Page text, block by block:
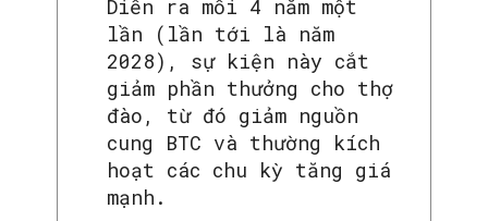
Diễn ra mỗi 4 năm một
lần (lần tới là năm
2028), sự kiện này cắt
giảm phần thưởng cho thợ
đào, từ đó giảm nguồn
cung BTC và thường kích
hoạt các chu kỳ tăng giá
mạnh.